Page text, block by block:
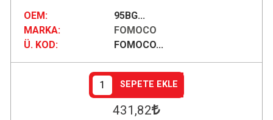
OEM:
95BG...
MARKA:
FOMOCO
Ü. KOD:
FOMOCO...
SEPETE EKLE
431 ,82